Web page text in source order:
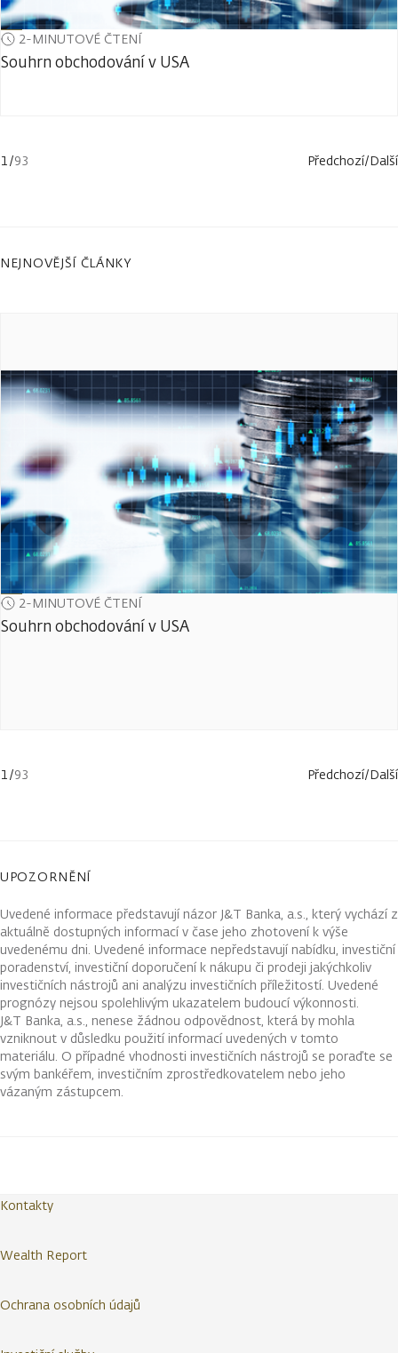
2-MINUTOVÉ ČTENÍ
Souhrn obchodování v USA
1/93 Předchozí/Další
NEJNOVĚJŠÍ ČLÁNKY
2-MINUTOVÉ ČTENÍ
Souhrn obchodování v USA
1/93 Předchozí/Další
UPOZORNĚNÍ
Uvedené informace představují názor J&T Banka, a.s., který vychází z
aktuálně dostupných informací v čase jeho zhotovení k výše
uvedenému dni. Uvedené informace nepředstavují nabídku, investiční
poradenství, investiční doporučení k nákupu či prodeji jakýchkoliv
investičních nástrojů ani analýzu investičních příležitostí. Uvedené
prognózy nejsou spolehlivým ukazatelem budoucí výkonnosti.
J&T Banka, a.s., nenese žádnou odpovědnost, která by mohla
vzniknout v důsledku použití informací uvedených v tomto
materiálu. O případné vhodnosti investičních nástrojů se poraďte se
svým bankéřem, investičním zprostředkovatelem nebo jeho
vázaným zástupcem.
Kontakty
Wealth Report
Ochrana osobních údajů